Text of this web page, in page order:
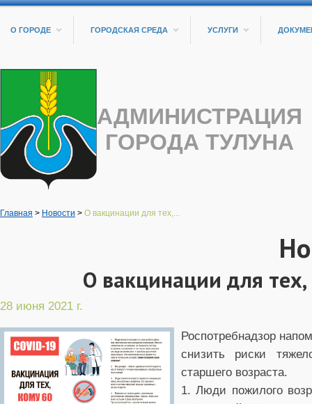
О ГОРОДЕ ГОРОДСКАЯ СРЕДА УСЛУГИ
АДМИНИСТРАЦИЯ
ГОРОДА ТУЛУНА
Главная > Новости > О вакцинации для тех,...
О вакцинации для
28 июня 2021 г.
Роспотребнадзор
снизить риски
старшего возраста.
1. Люди пожилого